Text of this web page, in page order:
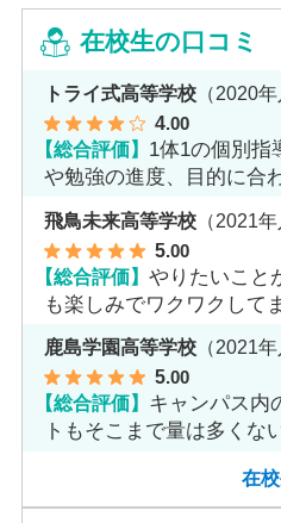
在校生の口コミ
トライ式高等学校 （2020年
4.00
【総合評価】 1体1の個別指
や勉強の進度、目的に合
飛鳥未来高等学校 （2021年
5.00
【総合評価】やりたいこと
も楽しみでワクワクして
鹿島学園高等学校 （2021年
5.00
【総合評価】 キャンパス内
トもそこまで量は多くな
在